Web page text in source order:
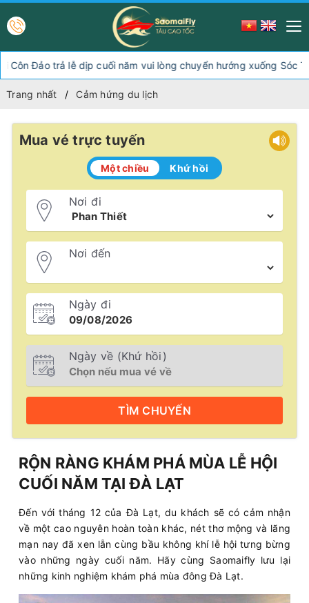
cuối năm vui lòng chuyển hướng xuống Sóc Trăng Trần Đề
Trang nhất Cảm hứng du lịch
Mua vé trực tuyến
Một chiều Khứ hồi
Nơi đi
Nơi đến
Ngày đi
Ngày về (Khứ hồi)
TÌM CHUYẾN
RỘN RÀNG KHÁM PHÁ MÙA LỄ HỘI
CUỐI NĂM TẠI ĐÀ LẠT
Đến với tháng 12 của Đà Lạt, du khách sẽ có cảm nhận
về một cao nguyên hoàn toàn khác, nét thơ mộng và lãng
mạn nay đã xen lẫn cùng bầu không khí lễ hội tưng bừng
vào những ngày cuối năm. Hãy cùng Saomaifly lưu lại
những kinh nghiệm khám phá mùa đông Đà Lạt.